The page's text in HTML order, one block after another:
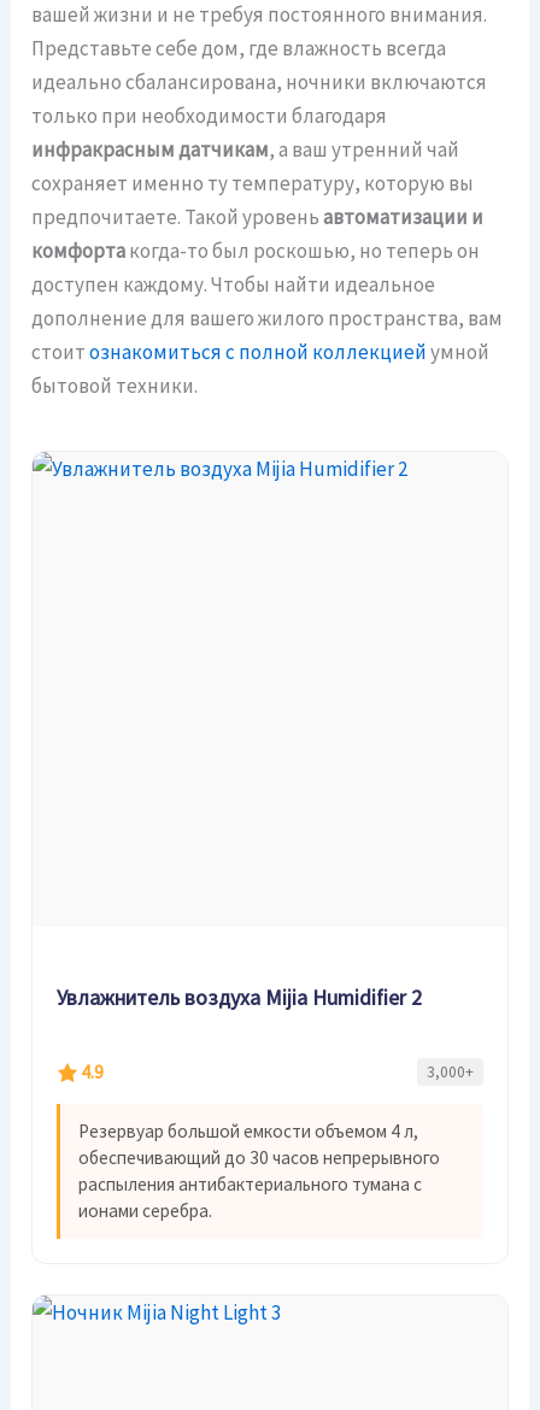
вашей жизни и не требуя постоянного внимания.
Представьте себе дом, где влажность всегда
идеально сбалансирована, ночники включаются
только при необходимости благодаря
инфракрасным датчикам, а ваш утренний чай
сохраняет именно ту температуру, которую вы
предпочитаете. Такой уровеньавтоматизации и
комфортакогда-то был роскошью, но теперь он
доступен каждому. Чтобы найти идеальное
дополнение для вашего жилого пространства, вам
стоитознакомиться с полной коллекциейумной
бытовой техники.
Увлажнитель воздуха Mijia Humidifier 2
4.9 3,000+
Резервуар большой емкости объемом 4 л,
обеспечивающий до 30 часов непрерывного
распыления антибактериального тумана с
ионами серебра.